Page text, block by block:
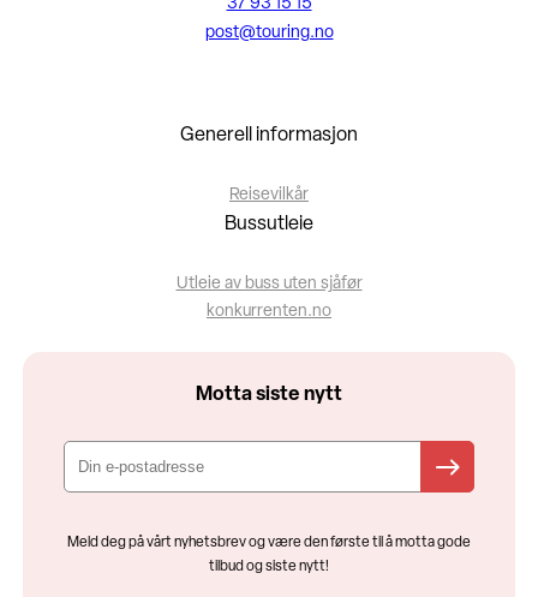
37 93 15 15
post@touring.no
Generell informasjon
Reisevilkår
Bussutleie
Utleie av buss uten sjåfør
konkurrenten.no
Motta siste nytt
Meld deg på vårt nyhetsbrev og være den første til å motta gode
tilbud og siste nytt!